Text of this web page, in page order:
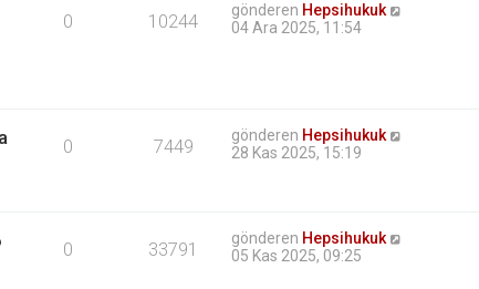
0 10244 gönderen Hepsihukuk
04 Ara 2025, 11:54
0 7449 gönderen Hepsihukuk
28 Kas 2025, 15:19
0 33791 gönderen Hepsihukuk
05 Kas 2025, 09:25